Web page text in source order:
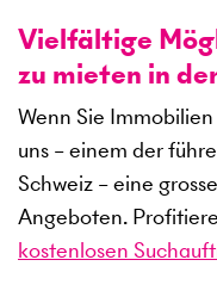
Vielfältige
zu mieten in
Wenn Sie
uns – einem der
Schweiz – eine
Angeboten.
kostenlosen